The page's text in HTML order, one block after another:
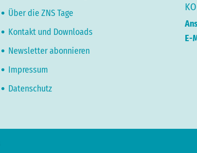
Über die ZNS Tage
Kontakt und Downloads
Newsletter abonnieren
Impressum
Datenschutz
E-